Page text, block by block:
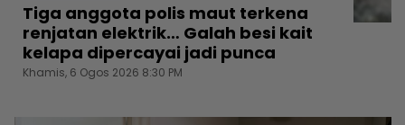
Tiga anggota polis maut terkena
renjatan elektrik… Galah besi kait
kelapa dipercayai jadi punca
Khamis, 6 Ogos 2026 8:30 PM